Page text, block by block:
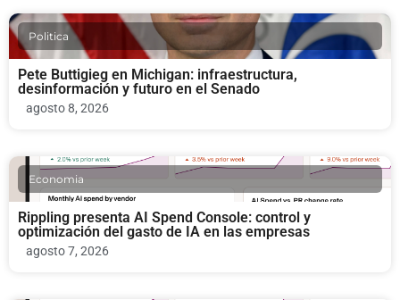
Politica
Pete Buttigieg en Michigan: infraestructura,
desinformación y futuro en el Senado
agosto 8, 2026
Economia
Rippling presenta AI Spend Console: control y
optimización del gasto de IA en las empresas
agosto 7, 2026